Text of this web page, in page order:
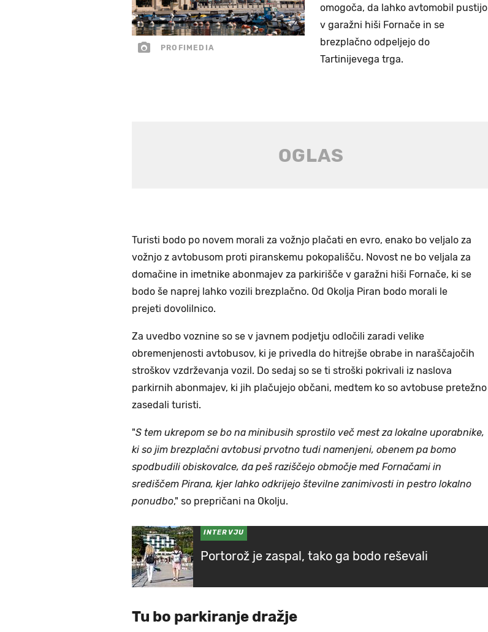
PROFIMEDIA
omogoča, da lahko avtomobil pustijo
v garažni hiši Fornače in se
brezplačno odpeljejo do
Tartinijevega trga.
Turisti bodo po novem morali za vožnjo plačati en evro, enako bo veljalo za
vožnjo z avtobusom proti piranskemu pokopališču. Novost ne bo veljala za
domačine in imetnike abonmajev za parkirišče v garažni hiši Fornače, ki se
bodo še naprej lahko vozili brezplačno. Od Okolja Piran bodo morali le
prejeti dovolilnico.
Za uvedbo voznine so se v javnem podjetju odločili zaradi velike
obremenjenosti avtobusov, ki je privedla do hitrejše obrabe in naraščajočih
stroškov vzdrževanja vozil. Do sedaj so se ti stroški pokrivali iz naslova
parkirnih abonmajev, ki jih plačujejo občani, medtem ko so avtobuse pretežno
zasedali turisti.
"S tem ukrepom se bo na minibusih sprostilo več mest za lokalne uporabnike,
ki so jim brezplačni avtobusi prvotno tudi namenjeni, obenem pa bomo
spodbudili obiskovalce, da peš raziščejo območje med Fornačami in
središčem Pirana, kjer lahko odkrijejo številne zanimivosti in pestro lokalno
ponudbo," so prepričani na Okolju.
INTERVJU
Portorož je zaspal, tako ga bodo reševali
Tu bo parkiranje dražje